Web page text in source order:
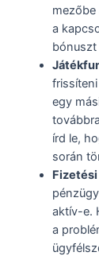
a
bónuszt
egy
írd le,
során
aktív-e.
a